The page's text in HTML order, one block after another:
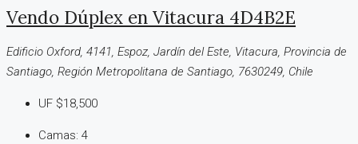
Vendo Dúplex en Vitacura 4D4B2E
Edificio Oxford, 4141, Espoz, Jardín del Este, Vitacura, Provincia de
Santiago, Región Metropolitana de Santiago, 7630249, Chile
UF $18,500
Camas: 4